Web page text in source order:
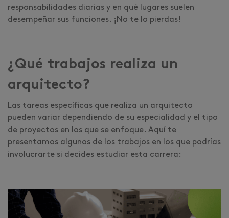
responsabilidades diarias y en qué lugares suelen
desempeñar sus funciones. ¡No te lo pierdas!
¿Qué trabajos realiza un
arquitecto?
Las tareas específicas que realiza un arquitecto
pueden variar dependiendo de su especialidad y el tipo
de proyectos en los que se enfoque. Aquí te
presentamos algunos de los trabajos en los que podrías
involucrarte si decides estudiar esta carrera: